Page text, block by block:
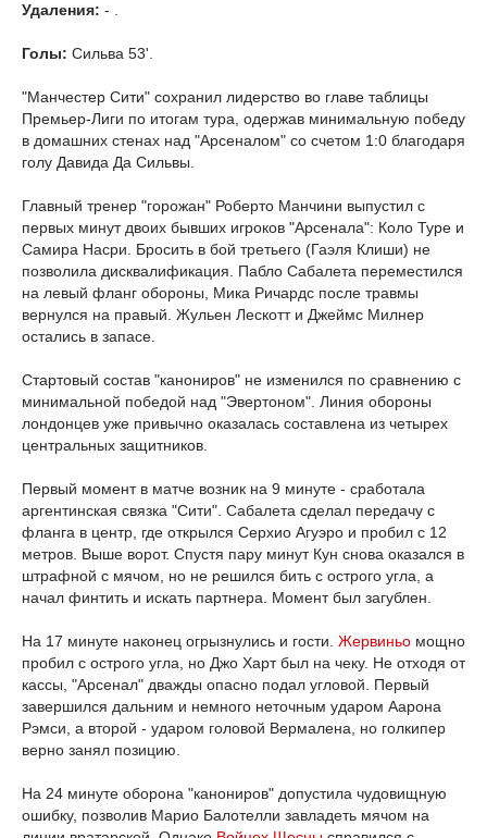
Удаления: - .
Голы: Сильва 53'.
"Манчестер Сити" сохранил лидерство во главе таблицы
Премьер-Лиги по итогам тура, одержав минимальную победу
в домашних стенах над "Арсеналом" со счетом 1:0 благодаря
голу Давида Да Сильвы.
Главный тренер "горожан" Роберто Манчини выпустил с
первых минут двоих бывших игроков "Арсенала": Коло Туре и
Самира Насри. Бросить в бой третьего (Гаэля Клиши) не
позволила дисквалификация. Пабло Сабалета переместился
на левый фланг обороны, Мика Ричардс после травмы
вернулся на правый. Жульен Лескотт и Джеймс Милнер
остались в запасе.
Стартовый состав "канониров" не изменился по сравнению с
минимальной победой над "Эвертоном". Линия обороны
лондонцев уже привычно оказалась составлена из четырех
центральных защитников.
Первый момент в матче возник на 9 минуте - сработала
аргентинская связка "Сити". Сабалета сделал передачу с
фланга в центр, где открылся Серхио Агуэро и пробил с 12
метров. Выше ворот. Спустя пару минут Кун снова оказался в
штрафной с мячом, но не решился бить с острого угла, а
начал финтить и искать партнера. Момент был загублен.
На 17 минуте наконец огрызнулись и гости. Жервиньо мощно
пробил с острого угла, но Джо Харт был на чеку. Не отходя от
кассы, "Арсенал" дважды опасно подал угловой. Первый
завершился дальним и немного неточным ударом Аарона
Рэмси, а второй - ударом головой Вермалена, но голкипер
верно занял позицию.
На 24 минуте оборона "канониров" допустила чудовищную
ошибку, позволив Марио Балотелли завладеть мячом на